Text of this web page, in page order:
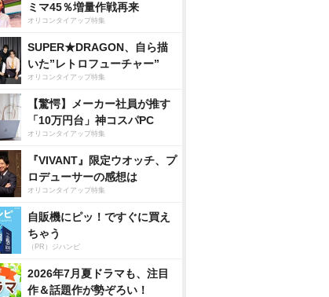
ミマ45％増量作戦再来
オリコンタイアップ特集
SUPER★DRAGON、自ら描
いた”レトロフューチャー”
オリコンタイアップ特集
【驚愕】メーカー社員が推す
「10万円台」神コスパPC
オリコンタイアップ特集
『VIVANT』限定ウオッチ、プ
ロデューサーの感想は
オリコンタイアップ特集
自販機にピッ！ですぐに買え
ちゃう
（PR）ジハンピ
2026年7月夏ドラマも、注目
作＆話題作が勢ぞろい！